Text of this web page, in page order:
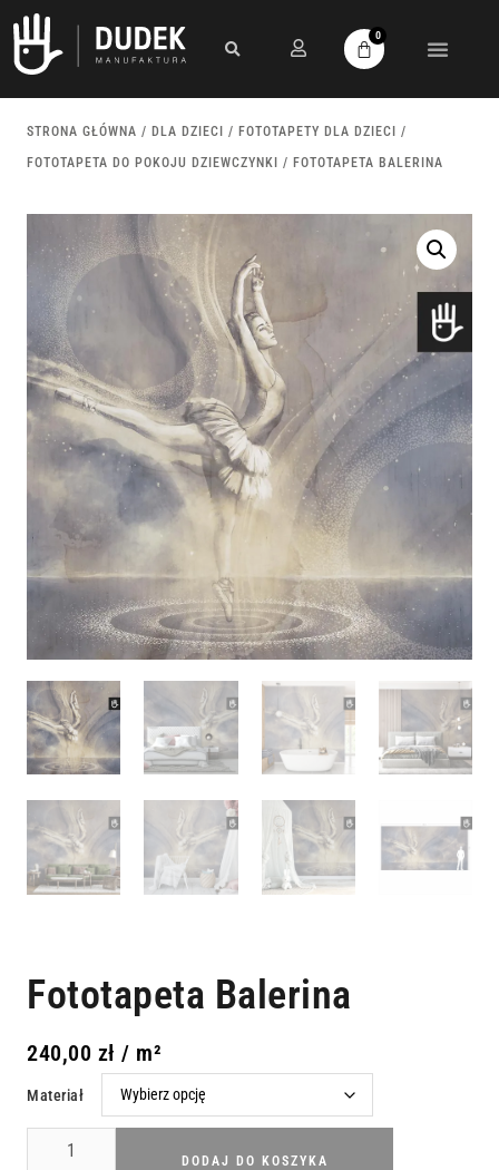
0
STRONA GŁÓWNA / DLA DZIECI / FOTOTAPETY DLA DZIECI
/
FOTOTAPETA DO POKOJU DZIEWCZYNKI
/ FOTOTAPETA BALERINA
Fototapeta Balerina
240,00 zł / m²
Materiał
DODAJ DO KOSZYKA